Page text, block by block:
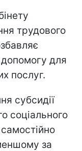
трудового
для
послуг.
субсидії
соціального
за